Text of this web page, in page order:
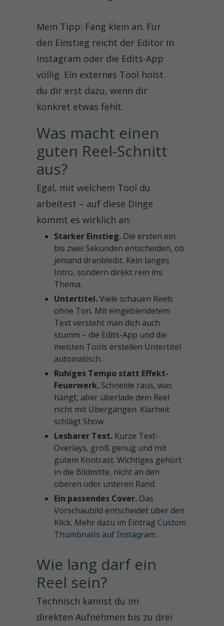
Mein Tipp: Fang klein an. Für
den Einstieg reicht der Editor in
Instagram oder die Edits-App
völlig. Ein externes Tool holst
du dir erst dazu, wenn dir
konkret etwas fehlt.
Was macht einen
guten Reel-Schnitt
aus?
Egal, mit welchem Tool du
arbeitest – auf diese Dinge
kommt es wirklich an:
Starker Einstieg. Die ersten ein
bis zwei Sekunden entscheiden, ob
jemand dranbleibt. Kein langes
Intro, sondern direkt rein ins
Thema.
Untertitel.Viele schauen Reels
ohne Ton. Mit eingeblendetem
Text versteht man dich auch
stumm – die Edits-App und die
meisten Tools erstellen Untertitel
automatisch.
Ruhiges Tempo statt Effekt-
Feuerwerk. Schneide raus, was
hängt, aber überlade dein Reel
nicht mit Übergängen. Klarheit
schlägt Show.
Lesbarer Text. Kurze Text-
Overlays, groß genug und mit
gutem Kontrast. Wichtiges gehört
in die Bildmitte, nicht an den
oberen oder unteren Rand.
Ein passendes Cover. Das
Vorschaubild entscheidet über den
Klick. Mehr dazu im EintragCustom
Thumbnails auf Instagram.
Wie lang darf ein
Reel sein?
Technisch kannst du im
direkten Aufnehmen bis zu drei